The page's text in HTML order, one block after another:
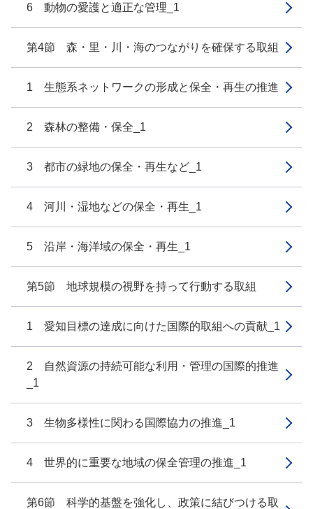
6 動物の愛護と適正な管理_1
第4節 森・里・川・海のつながりを確保する取組
1 生態系ネットワークの形成と保全・再生の推進
2 森林の整備・保全_1
3 都市の緑地の保全・再生など_1
4 河川・湿地などの保全・再生_1
5 沿岸・海洋域の保全・再生_1
第5節 地球規模の視野を持って行動する取組
1 愛知目標の達成に向けた国際的取組への貢献_1
2 自然資源の持続可能な利用・管理の国際的推進
_1
3 生物多様性に関わる国際協力の推進_1
4 世界的に重要な地域の保全管理の推進_1
第6節 科学的基盤を強化し、政策に結びつける取